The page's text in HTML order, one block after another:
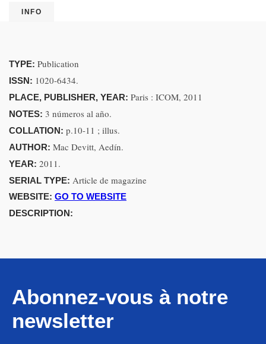
INFO
TYPE: Publication
ISSN: 1020-6434.
PLACE, PUBLISHER, YEAR: Paris : ICOM, 2011
NOTES: 3 números al año.
COLLATION: p.10-11 ; illus.
AUTHOR: Mac Devitt, Aedín.
YEAR: 2011.
SERIAL TYPE: Article de magazine
WEBSITE: GO TO WEBSITE
DESCRIPTION:
Abonnez-vous à notre
newsletter